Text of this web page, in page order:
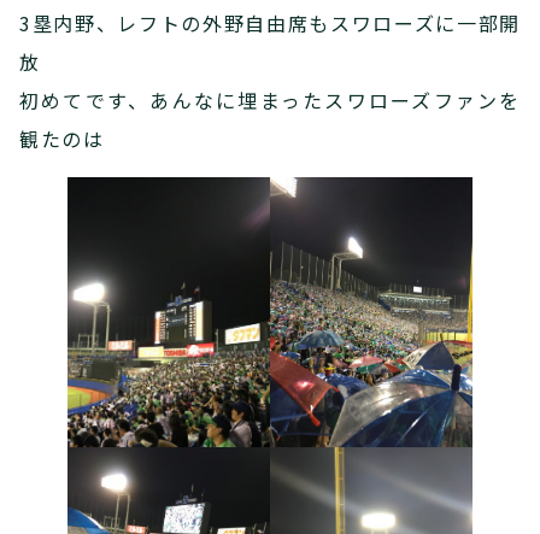
3塁内野、レフトの外野自由席もスワローズに一部開
放
初めてです、あんなに埋まったスワローズファンを
観たのは